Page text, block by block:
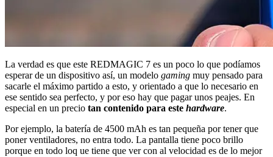
La verdad es que este REDMAGIC 7 es un poco lo que podíamos
esperar de un dispositivo así, un modelo gaming muy pensado para
sacarle el máximo partido a esto, y orientado a que lo necesario en
ese sentido sea perfecto, y por eso hay que pagar unos peajes. En
especial en un precio tan contenido para este hardware.
Por ejemplo, la batería de 4500 mAh es tan pequeña por tener que
poner ventiladores, no entra todo. La pantalla tiene poco brillo
porque en todo loq ue tiene que ver con al velocidad es de lo mejor